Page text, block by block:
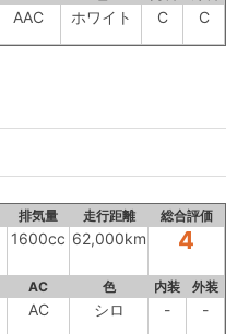
AAC ホワイト C C
排気量 走行距離 総合評価
1600cc 62,000km 4
AC 色 内装 外装
AC シロ - -